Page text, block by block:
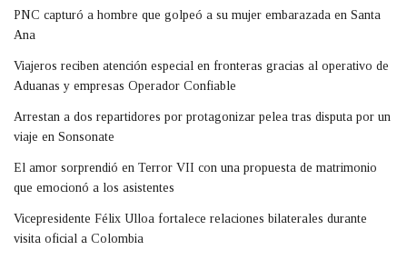
PNC capturó a hombre que golpeó a su mujer embarazada en Santa
Ana
Viajeros reciben atención especial en fronteras gracias al operativo de
Aduanas y empresas Operador Confiable
Arrestan a dos repartidores por protagonizar pelea tras disputa por un
viaje en Sonsonate
El amor sorprendió en Terror VII con una propuesta de matrimonio
que emocionó a los asistentes
Vicepresidente Félix Ulloa fortalece relaciones bilaterales durante
visita oficial a Colombia